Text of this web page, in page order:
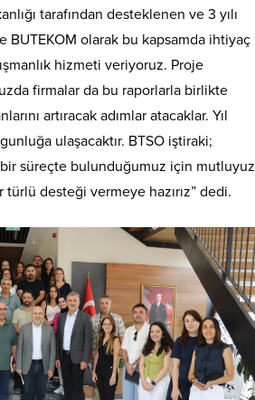
tarafından desteklenen ve 3 yılı
BUTEKOM olarak bu kapsamda ihtiyaç
hizmeti veriyoruz. Proje
firmalar da bu raporlarla birlikte
artıracak adımlar atacaklar. Yıl
ulaşacaktır. BTSO iştiraki;
süreçte bulunduğumuz için mutluyuz
türlü desteği vermeye hazırız” dedi.